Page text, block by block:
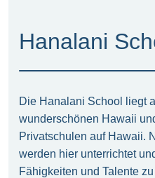
Hanalani
Die Hanalani School liegt
wunderschönen Hawaii
Privatschulen auf Hawaii.
werden hier unterrichtet
Fähigkeiten und Talente